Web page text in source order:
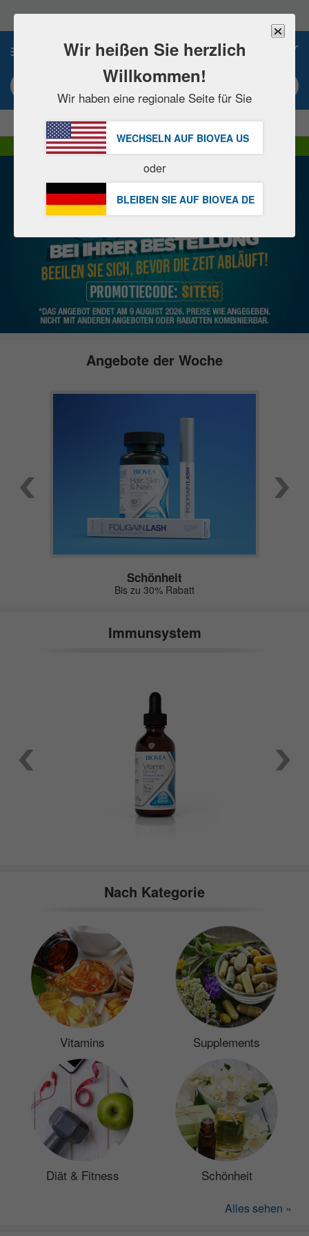
beachten
Sie:
Website
ein
Barrierefreiheitssystem.
Suchbegriff / Artikelnummer eingeben
JETZT -15 %! | GRATISVersand ab 60,00 € »
DHL Express Lieferung | MwSt. inklusive
Angebote der Woche
Schönheit
Bis zu 30% Rabatt
Immunsystem
Nach Kategorie
Vitamins Supplements
Diät & Fitness Schönheit
Alles sehen »
Wir heißen Sie herzlich
Willkommen!
Wir haben eine regionale Seite für Sie
WECHSELN AUF BIOVEA US
oder
BLEIBEN SIE AUF BIOVEA DE